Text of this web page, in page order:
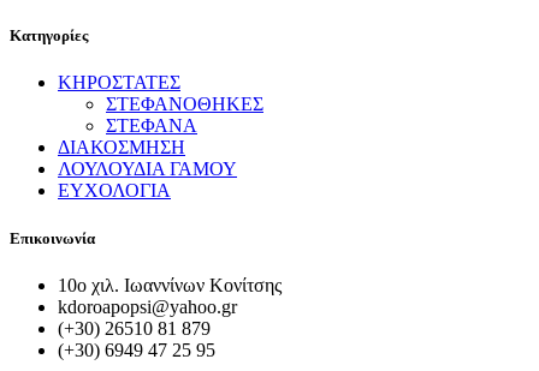
Κατηγορίες
ΚΗΡΟΣΤΑΤΕΣ
ΣΤΕΦΑΝΟΘΗΚΕΣ
ΣΤΕΦΑΝΑ
ΔΙΑΚΟΣΜΗΣΗ
ΛΟΥΛΟΥΔΙΑ ΓΑΜΟΥ
ΕΥΧΟΛΟΓΙΑ
Επικοινωνία
10ο χιλ. Ιωαννίνων Κονίτσης
kdoroapopsi@yahoo.gr
(+30) 26510 81 879
(+30) 6949 47 25 95